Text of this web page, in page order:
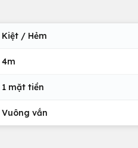
Kiệt / Hẻm
4m
1 mặt tiền
Vuông vắn